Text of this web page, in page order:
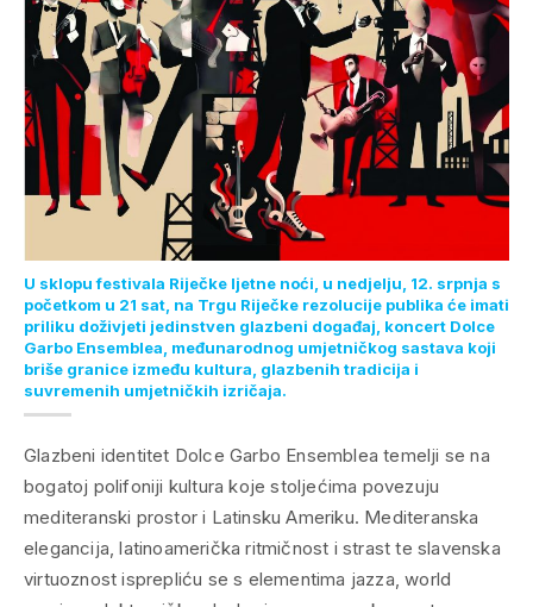
U sklopu festivala Riječke ljetne noći, u nedjelju, 12. srpnja s
početkom u 21 sat, na Trgu Riječke rezolucije publika će imati
priliku doživjeti jedinstven glazbeni događaj, koncert Dolce
Garbo Ensemblea, međunarodnog umjetničkog sastava koji
briše granice između kultura, glazbenih tradicija i
suvremenih umjetničkih izričaja.
Glazbeni identitet Dolce Garbo Ensemblea temelji se na
bogatoj polifoniji kultura koje stoljećima povezuju
mediteranski prostor i Latinsku Ameriku. Mediteranska
elegancija, latinoamerička ritmičnost i strast te slavenska
virtuoznost isprepliću se s elementima jazza, world